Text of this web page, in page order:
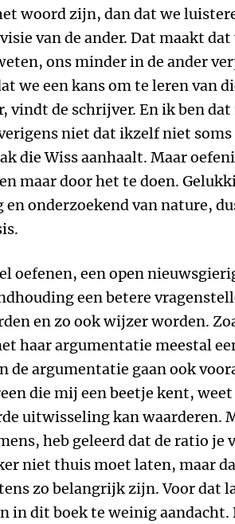
woord zijn, dan dat we
van de ander. Dat maakt
ons minder in de ander
we een kans om te leren van
vindt de schrijver. En ik ben
niet dat ikzelf niet soms
die Wiss aanhaalt. Maar
maar door het te doen.
onderzoekend van nature,
oefenen, een open
een betere
en zo ook wijzer worden.
haar argumentatie meestal
de argumentatie gaan ook
die mij een beetje kent,
uitwisseling kan waarderen.
heb geleerd dat de ratio je
niet thuis moet laten, maar
zo belangrijk zijn. Voor dat
in dit boek te weinig aandacht.